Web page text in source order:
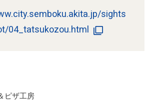
sights
04_tatsukozou.html
ピザ工房